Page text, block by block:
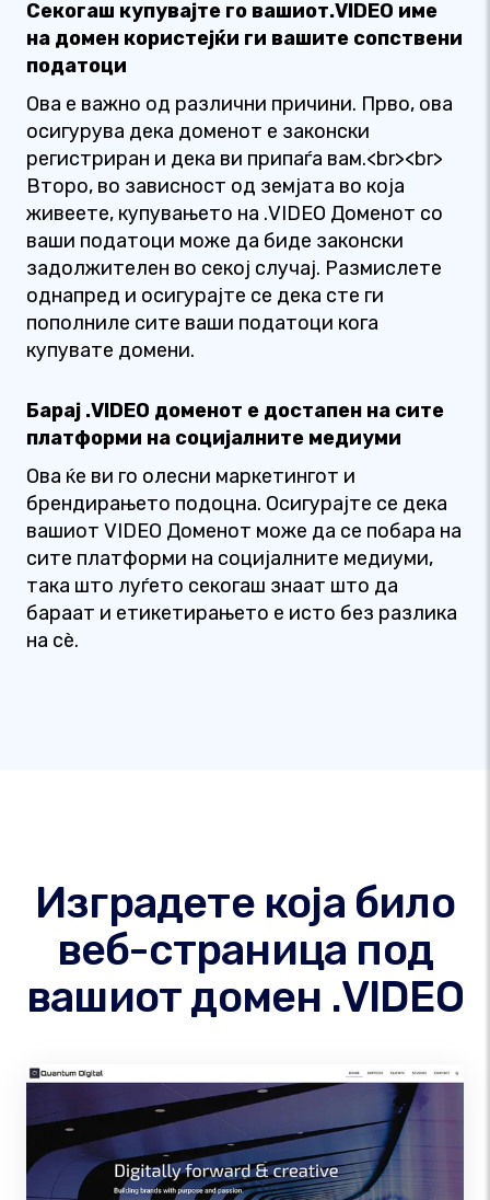
Секогаш купувајте го вашиот.VIDEO име
на домен користејќи ги вашите сопствени
податоци
Ова е важно од различни причини. Прво, ова
осигурува дека доменот е законски
регистриран и дека ви припаѓа вам.<br><br>
Второ, во зависност од земјата во која
живеете, купувањето на .VIDEO Доменот со
ваши податоци може да биде законски
задолжителен во секој случај. Размислете
однапред и осигурајте се дека сте ги
пополниле сите ваши податоци кога
купувате домени.
Барај .VIDEO доменот е достапен на сите
платформи на социјалните медиуми
Ова ќе ви го олесни маркетингот и
брендирањето подоцна. Осигурајте се дека
вашиот VIDEO Доменот може да се побара на
сите платформи на социјалните медиуми,
така што луѓето секогаш знаат што да
бараат и етикетирањето е исто без разлика
на сè.
Изградете која било
веб-страница под
вашиот домен .VIDEO